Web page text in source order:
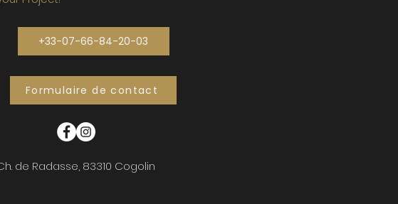
+33-07-66-84-20-03
Formulaire de contact
de Radasse, 83310 Cogolin